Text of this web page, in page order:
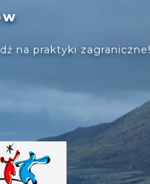
na praktyki zagraniczne!